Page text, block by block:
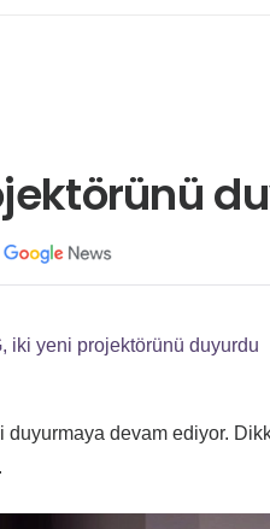
iki yeni projektörünü duyurdu
devam ediyor.